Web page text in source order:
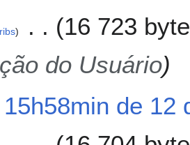
16 723
do Usuário
15h58min de 12